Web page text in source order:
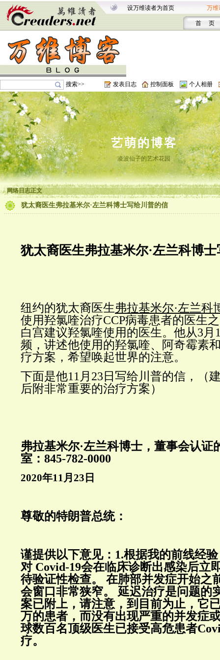
设万维读者为首页 万维
首 页
搜索>> 发表日志 控制面板 个人相册
艺萌的博客
凌波仙子的艺术花园
网络日志正文
犹太裔医生弗拉基米尔·左兰科博士写给川普的信
犹太裔医生弗拉基米尔·左兰科博
纽约的犹太裔医生弗拉基米尔·左兰科
使用羟氯喹治疗CCP病毒患者的医生
白宫建议羟氯喹使用的医生。他从3月
频，讲述他使用的羟氯喹、阿奇霉素
疗方案，希望唤起世界的注意。
下面是他11月23日写给川普的信，（
后附非常重要的治疗方案）
弗拉基米尔·左兰科博士，董事会认证
室： 845-782-0000
2020年11月 23 日
尊敬的特朗普总统：
谨提供以下意见： 1.根据我的前线经
对 Covid-19会在临床诊断出感染后立
待验证性检查。
在肺部并发症开始之
会窗口非常狭窄。
延迟治疗是问题的
案已附上，请注意，到目前为止，它
万的患者，而没有出现严重的并发症
球数百名顶级医生已接受高危患者
疗。